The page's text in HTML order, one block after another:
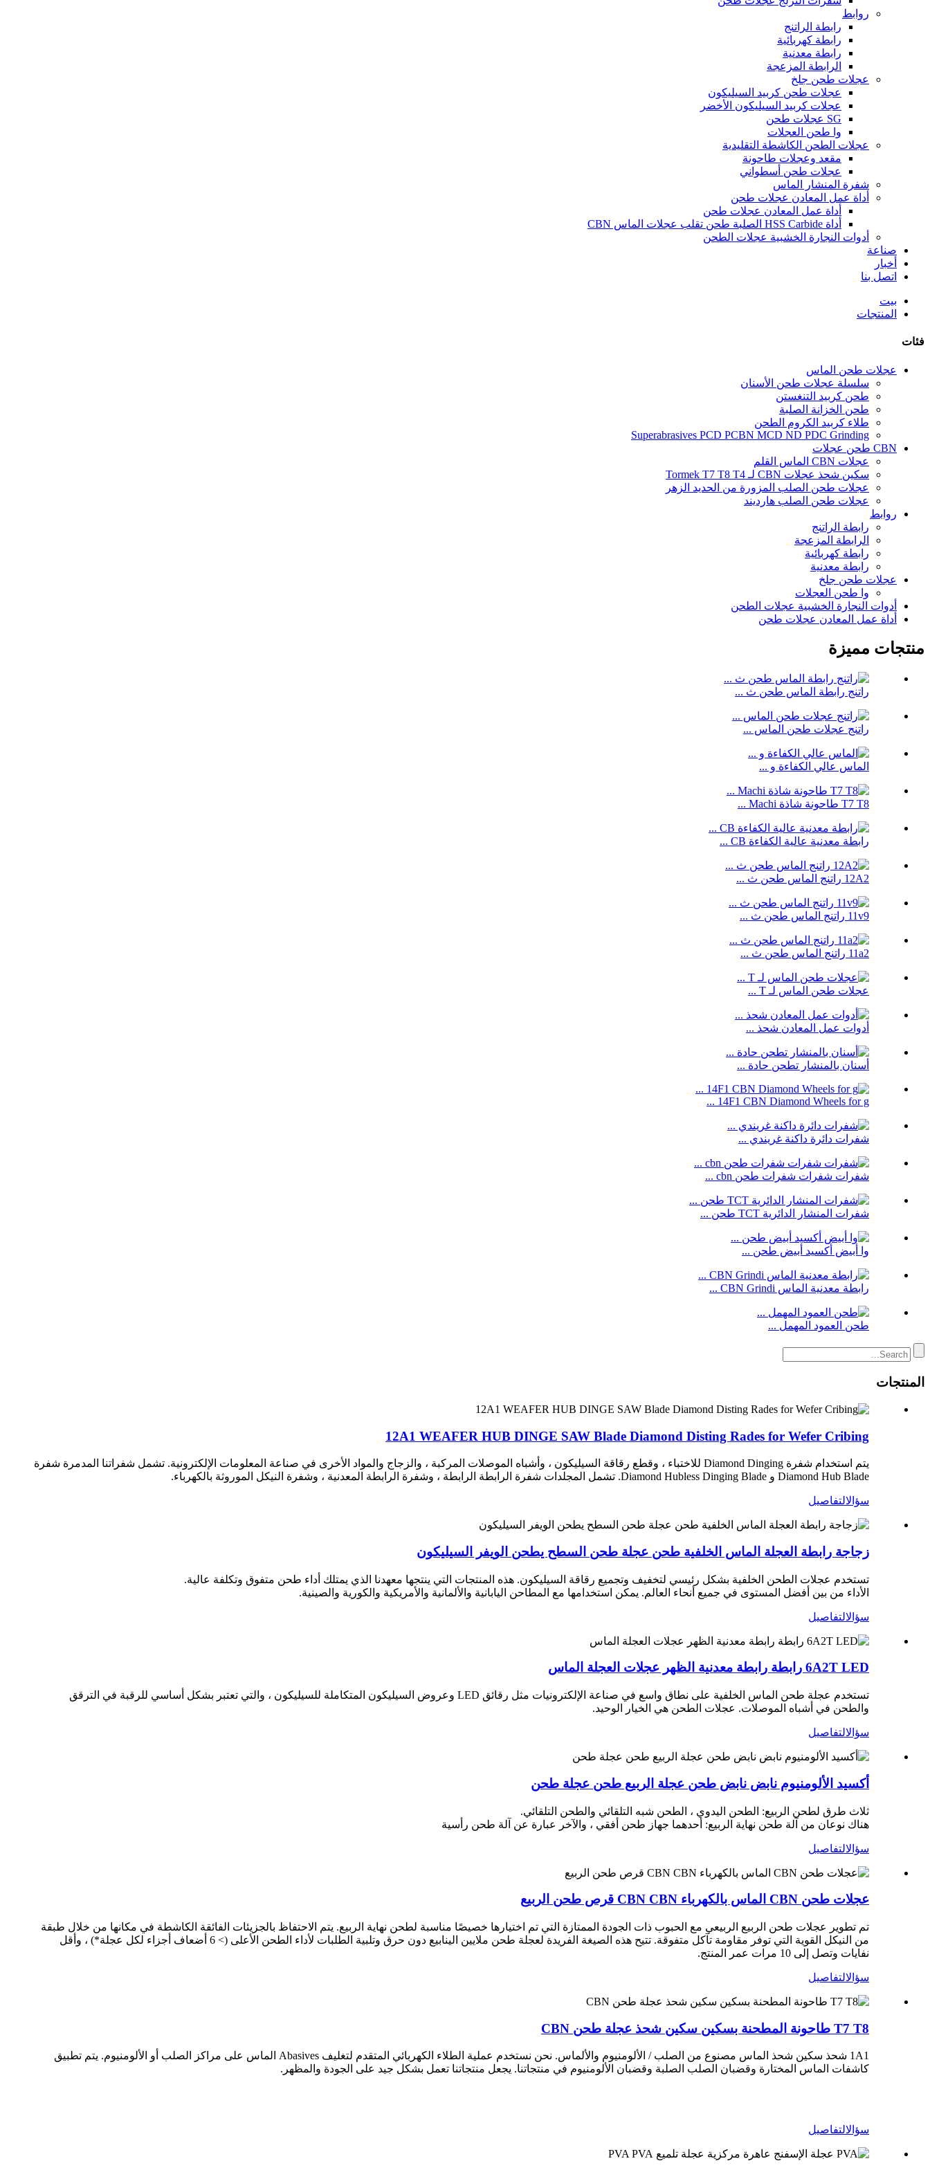
روابط
رابطة الراتنج
رابطة كهربائية
رابطة معدنية
الرابطة المزعجة
عجلات طحن جلخ
عجلات طحن كربيد السيليكون
عجلات كربيد السيليكون الأخضر
SG عجلات طحن
وا طحن العجلات
عجلات الطحن الكاشطة التقليدية
مقعد وعجلات طاحونة
عجلات طحن أسطواني
شفرة المنشار الماس
أداة عمل المعادن عجلات طحن
أداة عمل المعادن عجلات طحن
أداة HSS Carbide الصلبة طحن تقلب عجلات الماس CBN
أدوات النجارة الخشبية عجلات الطحن
صناعة
أخبار
اتصل بنا
بيت
المنتجات
فئات
عجلات طحن الماس
سلسلة عجلات طحن الأسنان
طحن كربيد التنغستن
طحن الخزانة الصلبة
طلاء كربيد الكروم الطحن
Superabrasives PCD PCBN MCD ND PDC Grinding
CBN طحن عجلات
عجلات CBN الماس القلم
سكين شحذ عجلات CBN لـ Tormek T7 T8 T4
عجلات طحن الصلب المزورة من الحديد الزهر
عجلات طحن الصلب هارديند
روابط
رابطة الراتنج
الرابطة المزعجة
رابطة كهربائية
رابطة معدنية
عجلات طحن جلخ
وا طحن العجلات
أدوات النجارة الخشبية عجلات الطحن
أداة عمل المعادن عجلات طحن
منتجات مميزة
راتنج رابطة الماس طحن ث ...
راتنج عجلات طحن الماس ...
الماس عالي الكفاءة و ...
T7 T8 طاحونة شاذة Machi ...
رابطة معدنية عالية الكفاءة CB ...
12A2 راتنج الماس طحن ث ...
11v9 راتنج الماس طحن ث ...
11a2 راتنج الماس طحن ث ...
عجلات طحن الماس لـ T ...
أدوات عمل المعادن شحذ ...
أسنان بالمنشار تطحن حادة ...
14F1 CBN Diamond Wheels for g ...
شفرات دائرة داكنة غريندي ...
شفرات شفرات شفرات طحن cbn ...
شفرات المنشار الدائرية TCT طحن ...
وا أبيض أكسيد أبيض طحن ...
رابطة معدنية الماس CBN Grindi ...
طحن العمود المهمل ...
المنتجات
12A1 WEAFER HUB DINGE SAW Blade Diamond Disting Rades for Wefer Cribing
يتم استخدام شفرة Diamond Dinging للاختباء ، وقطع رقاقة السيليكون ، وأشباه الموصلات المركبة ، والزجاج والمواد الأخرى في صناعة المعلومات الإلكترونية. تشمل شفراتنا المدمرة شفرة
Diamond Hub Blade و Diamond Hubless Dinging Blade. تشمل المجلدات شفرة الرابطة الرابطة ، وشفرة الرابطة المعدنية ، وشفرة النيكل الموروثة بالكهرباء.
سؤالالتفاصيل
زجاجة رابطة العجلة الماس الخلفية طحن عجلة طحن السطح يطحن الويفر السيليكون
تستخدم عجلات الطحن الخلفية بشكل رئيسي لتخفيف وتجميع رقاقة السيليكون. هذه المنتجات التي ينتجها معهدنا الذي يمتلك أداء طحن متفوق وتكلفة عالية.
الأداء من بين أفضل المستوى في جميع أنحاء العالم. يمكن استخدامها مع المطاحن اليابانية والألمانية والأمريكية والكورية والصينية.
سؤالالتفاصيل
6A2T LED رابطة رابطة معدنية الظهر عجلات العجلة الماس
تستخدم عجلة طحن الماس الخلفية على نطاق واسع في صناعة الإلكترونيات مثل رقائق LED وعروض السيليكون المتكاملة للسيليكون ، والتي تعتبر بشكل أساسي للرقبة في الترقق
والطحن في أشباه الموصلات. عجلات الطحن هي الخيار الوحيد.
سؤالالتفاصيل
أكسيد الألومنيوم نابض نابض طحن عجلة الربيع طحن عجلة طحن
ثلاث طرق لطحن الربيع: الطحن اليدوي ، الطحن شبه التلقائي والطحن التلقائي.
هناك نوعان من آلة طحن نهاية الربيع: أحدهما جهاز طحن أفقي ، والآخر عبارة عن آلة طحن رأسية
سؤالالتفاصيل
عجلات طحن CBN الماس بالكهرباء CBN CBN قرص طحن الربيع
تم تطوير عجلات طحن الربيع الربيعي مع الحبوب ذات الجودة الممتازة التي تم اختيارها خصيصًا مناسبة لطحن نهاية الربيع. يتم الاحتفاظ بالجزيئات الفائقة الكاشطة في مكانها من خلال طبقة
من النيكل القوية التي توفر مقاومة تآكل متفوقة. تتيح هذه الصيغة الفريدة لعجلة طحن ملايين الينابيع دون حرق وتلبية الطلبات لأداء الطحن الأعلى (> 6 أضعاف أجزاء لكل عجلة*) ، وأقل
نفايات وتصل إلى 10 مرات عمر المنتج.
سؤالالتفاصيل
T7 T8 طاحونة المطحنة بسكين سكين شحذ عجلة طحن CBN
1A1 شحذ سكين شحذ الماس مصنوع من الصلب / الألومنيوم والألماس. نحن نستخدم عملية الطلاء الكهربائي المتقدم لتغليف Abasives الماس على مراكز الصلب أو الألومنيوم. يتم تطبيق
كاشفات الماس المختارة وقضبان الصلب الصلبة وقضبان الألومنيوم في منتجاتنا. يجعل منتجاتنا تعمل بشكل جيد على الجودة والمظهر.
سؤالالتفاصيل